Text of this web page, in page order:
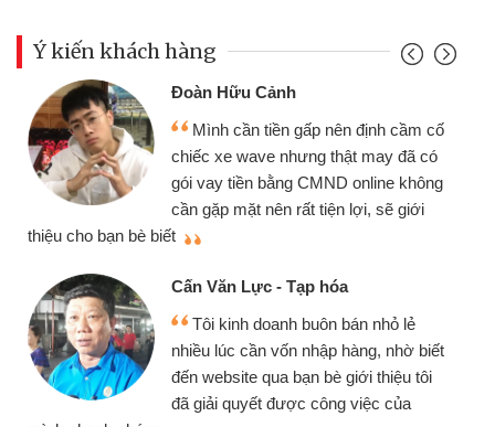
Ý kiến khách hàng
Đoàn Hữu Cảnh
Mình cần tiền gấp nên định cầm cố
chiếc xe wave nhưng thật may đã có
gói vay tiền bằng CMND online không
cần gặp mặt nên rất tiện lợi, sẽ giới
thiệu cho bạn bè biết
Cấn Văn Lực - Tạp hóa
Tôi kinh doanh buôn bán nhỏ lẻ
nhiều lúc cần vốn nhập hàng, nhờ biết
đến website qua bạn bè giới thiệu tôi
đã giải quyết được công việc của